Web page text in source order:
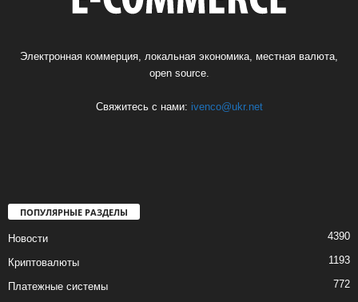
Электронная коммерция, локальная экономика, местная валюта,
open source.
Свяжитесь с нами: ivenco@ukr.net
ПОПУЛЯРНЫЕ РАЗДЕЛЫ
Новости 4390
Криптовалюты 1193
Платежные системы 772